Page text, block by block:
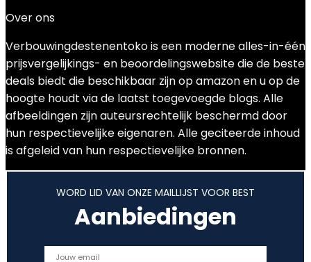
Over ons
Verbouwingdestenentoko is een moderne alles-in-één
prijsvergelijkings- en beoordelingswebsite die de beste
deals biedt die beschikbaar zijn op amazon en u op de
hoogte houdt via de laatst toegevoegde blogs. Alle
afbeeldingen zijn auteursrechtelijk beschermd door
hun respectievelijke eigenaren. Alle geciteerde inhoud
is afgeleid van hun respectievelijke bronnen.
WORD LID VAN ONZE MAILLIJST VOOR BEST
Aanbiedingen